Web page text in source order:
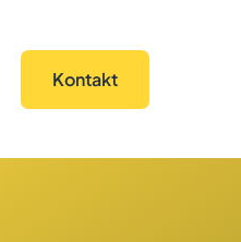
Kontakt